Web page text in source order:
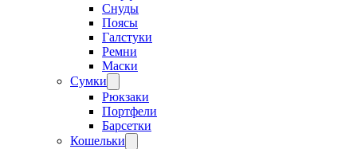
Снуды
Поясы
Галстуки
Ремни
Маски
Сумки
Рюкзаки
Портфели
Барсетки
Кошельки